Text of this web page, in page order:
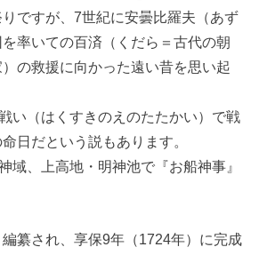
ですが、7世紀に安曇比羅夫（あず
率いての百済（くだら＝古代の朝
の救援に向かった遠い昔を思い起
い（はくすきのえのたたかい）で戦
日だという説もあります。
域、上高地・明神池で『お船神事』
纂され、享保9年（1724年）に完成